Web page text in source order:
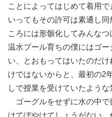
ことによってはじめて着用
いってもその許可は素通し
ころには形骸化してみんな
温水プール育ちの僕にはゴ
い、とおもってはいたのだ
けではないからと、最初の2
しで授業を受けていたような
ゴーグルをせずに水の中で
けてぼやけてしょうがない